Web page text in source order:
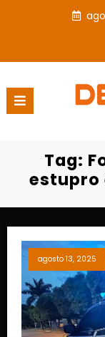
Tag:
estupro
agosto 13, 2025